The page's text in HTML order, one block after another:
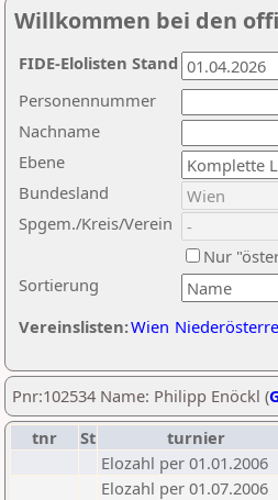
Willkommen bei den
Nachname
Ebene
Sortierung
Personennummer
Bundesland
Spgem./Kreis/Verein
Nur
Vereinslisten:Wien
FIDE-Elolisten Stand
Pnr:102534 Name: Philipp Enöckl (
tnr
St turnier
Elozahl per 01.01.2006
Elozahl per 01.07.2006